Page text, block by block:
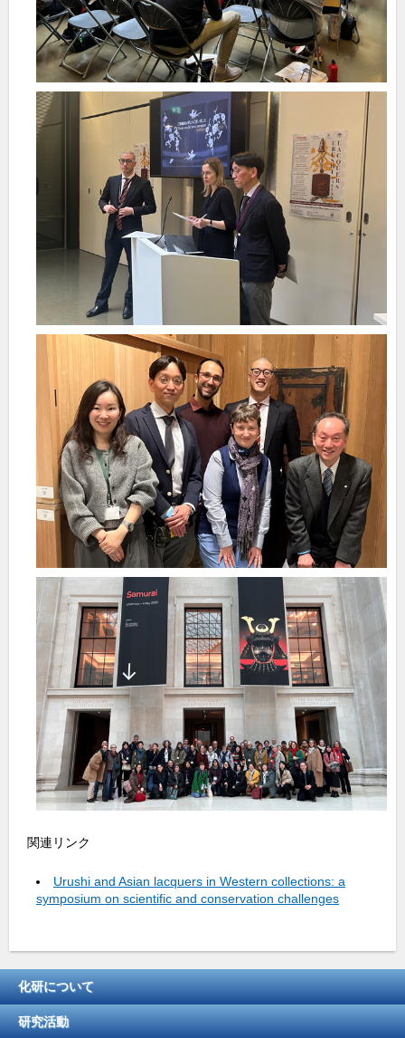
関連リンク
Urushi and Asian lacquers in Western collections: a
symposium on scientific and conservation challenges
化研について
研究活動